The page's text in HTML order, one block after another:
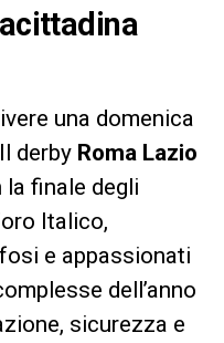
una domenica
derby Roma Lazio
finale degli
Italico,
e appassionati
dell’anno
sicurezza e